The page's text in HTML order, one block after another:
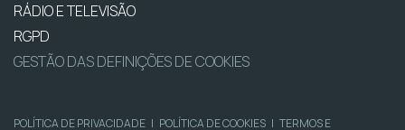
RÁDIO E TELEVISÃO
RGPD
GESTÃO DAS DEFINIÇÕES DE COOKIES
POLÍTICA DE PRIVACIDADE | POLÍTICA DE COOKIES | TERMOS E